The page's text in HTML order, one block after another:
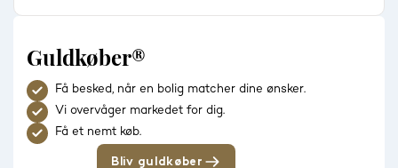
Guldkøber®
Få besked, når en bolig matcher dine ønsker.
Vi overvåger markedet for dig.
Få et nemt køb.
Bliv guldkøber